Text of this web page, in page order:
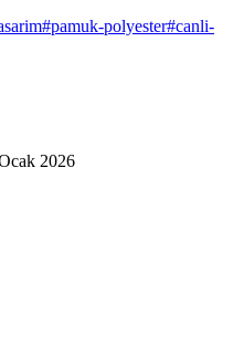
#pamuk-polyester#canli-
2026